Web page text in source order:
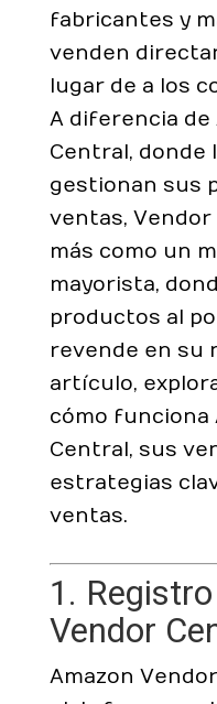
fabricantes y
venden
lugar de a los
A diferencia de
Central, donde
gestionan sus
ventas,
más como un
mayorista,
productos al
revende en su
artículo,
cómo funciona
Central, sus
estrategias
ventas.
1.
Vendor
Amazon